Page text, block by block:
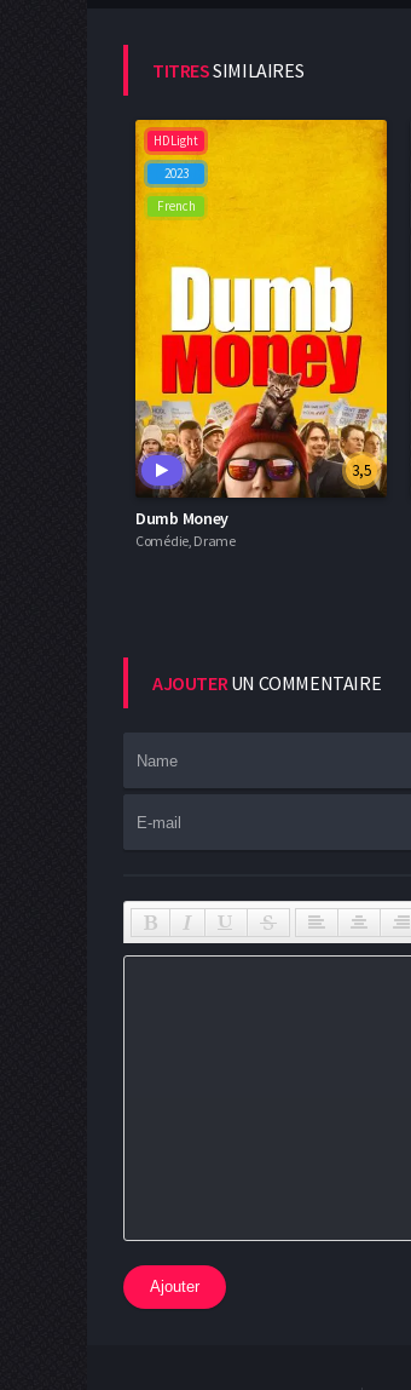
TITRESSIMILAIRES
HDLight
2023
French
3,5
Dumb Money
Comédie, Drame
AJOUTERUN COMMENTAIRE
Ajouter